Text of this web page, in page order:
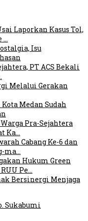
Laporkan Kasus Tol,
…
Isu
PT ACS Bekali
Melalui Gerakan
Medan Sudah
Pra-Sejahtera
Ka…
Cabang Ke-6 dan
ma…
Hukum Green
Pe…
Bersinergi Menjaga